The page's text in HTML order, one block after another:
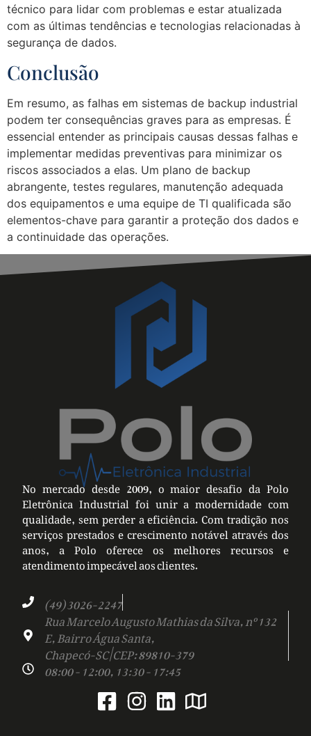
técnico para lidar com problemas e estar atualizada
com as últimas tendências e tecnologias relacionadas à
segurança de dados.
Conclusão
Em resumo, as falhas em sistemas de backup industrial
podem ter consequências graves para as empresas. É
essencial entender as principais causas dessas falhas e
implementar medidas preventivas para minimizar os
riscos associados a elas. Um plano de backup
abrangente, testes regulares, manutenção adequada
dos equipamentos e uma equipe de TI qualificada são
elementos-chave para garantir a proteção dos dados e
a continuidade das operações.
No mercado desde 2009, o maior desafio da Polo
Eletrônica Industrial foi unir a modernidade com
qualidade, sem perder a eficiência. Com tradição nos
serviços prestados e crescimento notável através dos
anos, a Polo oferece os melhores recursos e
atendimento impecável aos clientes.
(49) 3026-2247
Rua Marcelo Augusto Mathias da Silva, nº 132
E, Bairro Água Santa,
Chapecó-SC | CEP: 89810-379
08:00 - 12:00, 13:30 - 17:45